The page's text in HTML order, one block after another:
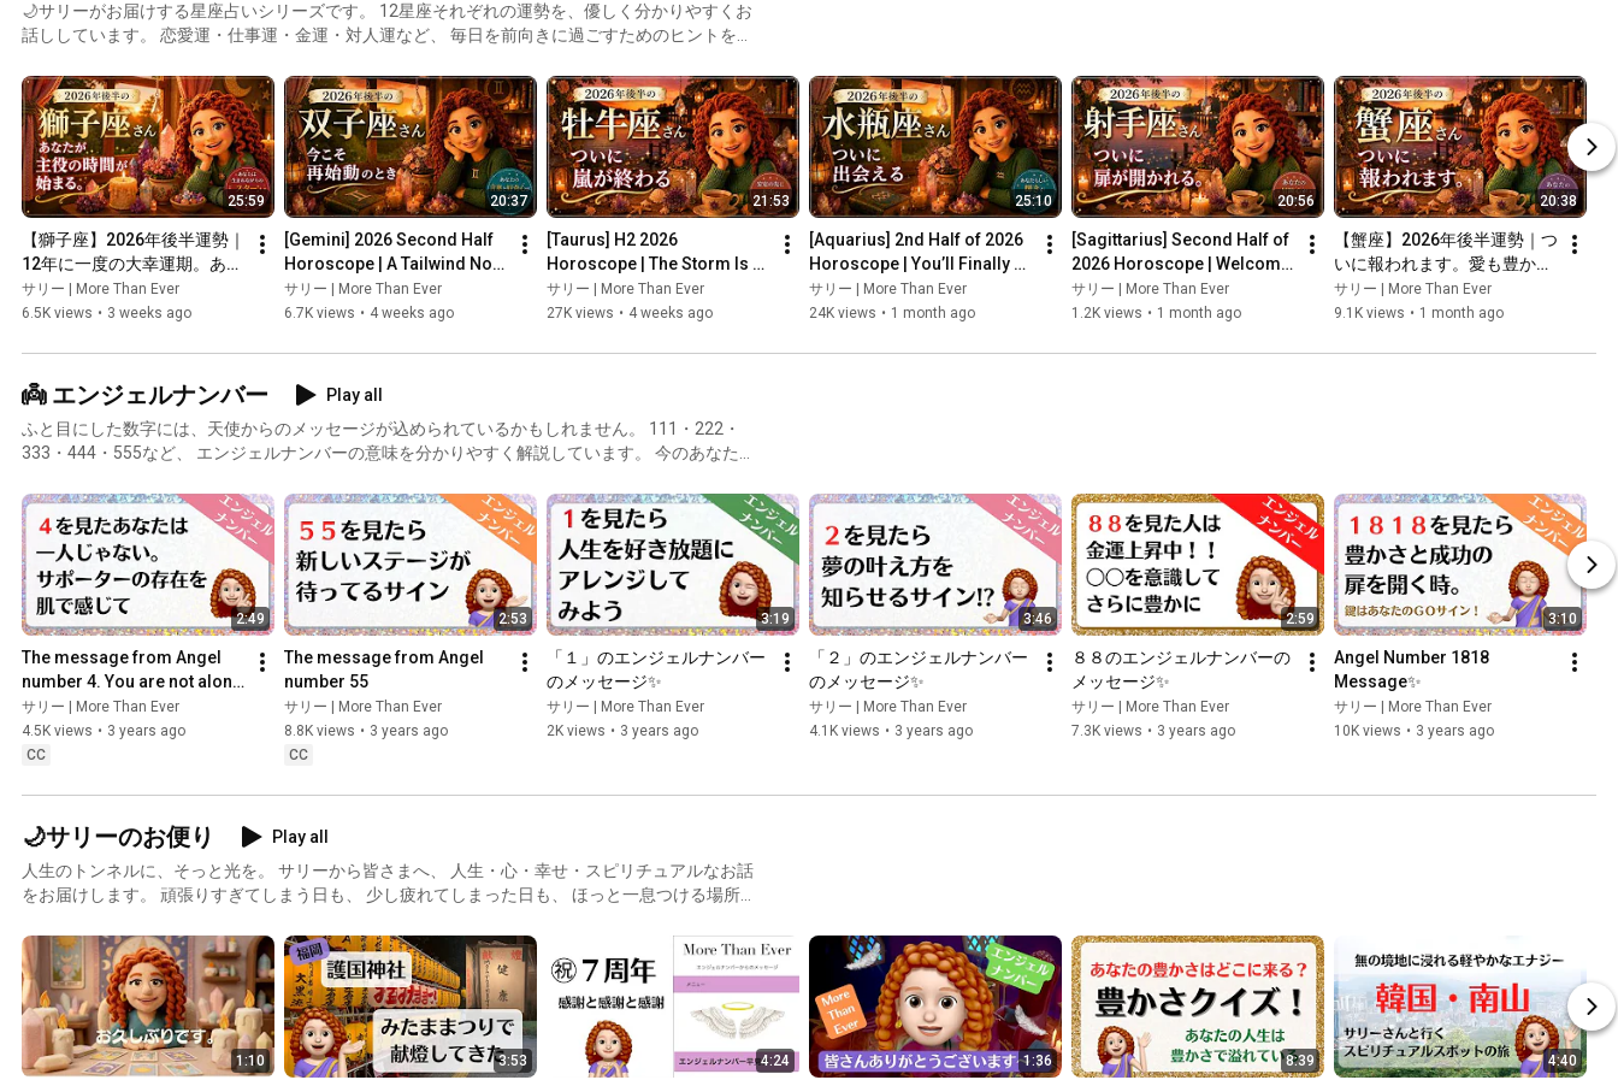
🌙サリーがお届けする星座占いシリーズです。 12星座それぞれの運勢を、優しく分かりやすくお
話ししています。 恋愛運・仕事運・金運・対人運など、 毎日を前向きに過ごすためのヒントをお
25:59
【獅子座】2026年後半運勢｜
12年に一度の大幸運期。あな
たが主役の時間が始まる
サリー | More Than Ever
6.5K views • 3 weeks ago
20:37
[Gemini] 2026 Second Half
Horoscope | A Tailwind Not
Seen in 84 Years: A Six-
Month Journey to Rec...
サリー | More Than Ever
6.7K views • 4 weeks ago
21:53
[Taurus] H2 2026
Horoscope | The Storm Is
Finally Over. A Half-Year to
Cultivate True Prosperity
サリー | More Than Ever
27K views • 4 weeks ago
25:10
[Aquarius] 2nd Half of 2026
Horoscope | You’ll Finally
Meet Them. Toward a New
Future with Your T...
サリー | More Than Ever
24K views • 1 month ago
20:56
[Sagittarius] Second Half of
2026 Horoscope | Welcome
to freedom. Get ready for a
life-changing s...
サリー | More Than Ever
1.2K views • 1 month ago
20:38
【蟹座】2026年後半運勢｜つ
いに報われます。愛も豊かさ
も受け取る半年へ
サリー | More Than Ever
9.1K views • 1 month ago
👼 エンジェルナンバー
Play all
ふと目にした数字には、天使からのメッセージが込められているかもしれません。 111・222・
333・444・555など、 エンジェルナンバーの意味を分かりやすく解説しています。 今のあなたに
2:49
The message from Angel
number 4. You are not alone,
and remember around of
you there are angels.
サリー | More Than Ever
4.5K views • 3 years ago
CC
2:53
The message from Angel
number 55
サリー | More Than Ever
8.8K views • 3 years ago
CC
3:19
「１」のエンジェルナンバー
のメッセージ✨
サリー | More Than Ever
2K views • 3 years ago
3:46
「２」のエンジェルナンバー
のメッセージ✨
サリー | More Than Ever
4.1K views • 3 years ago
2:59
８８のエンジェルナンバーの
メッセージ✨
サリー | More Than Ever
7.3K views • 3 years ago
3:10
Angel Number 1818
Message✨
サリー | More Than Ever
10K views • 3 years ago
🌙サリーのお便り
Play all
人生のトンネルに、そっと光を。 サリーから皆さまへ、 人生・心・幸せ・スピリチュアルなお話
をお届けします。 頑張りすぎてしまう日も、 少し疲れてしまった日も、 ほっと一息つける場所に
1:10 3:53 4:24 1:36 8:39 4:40